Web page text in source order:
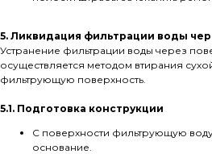
5. Ликвидация фильтрации воды
Устранение фильтрации воды через
осуществляется методом втирания
фильтрующую поверхность.
5.1. Подготовка конструкции
С поверхности фильтрующую
основание.